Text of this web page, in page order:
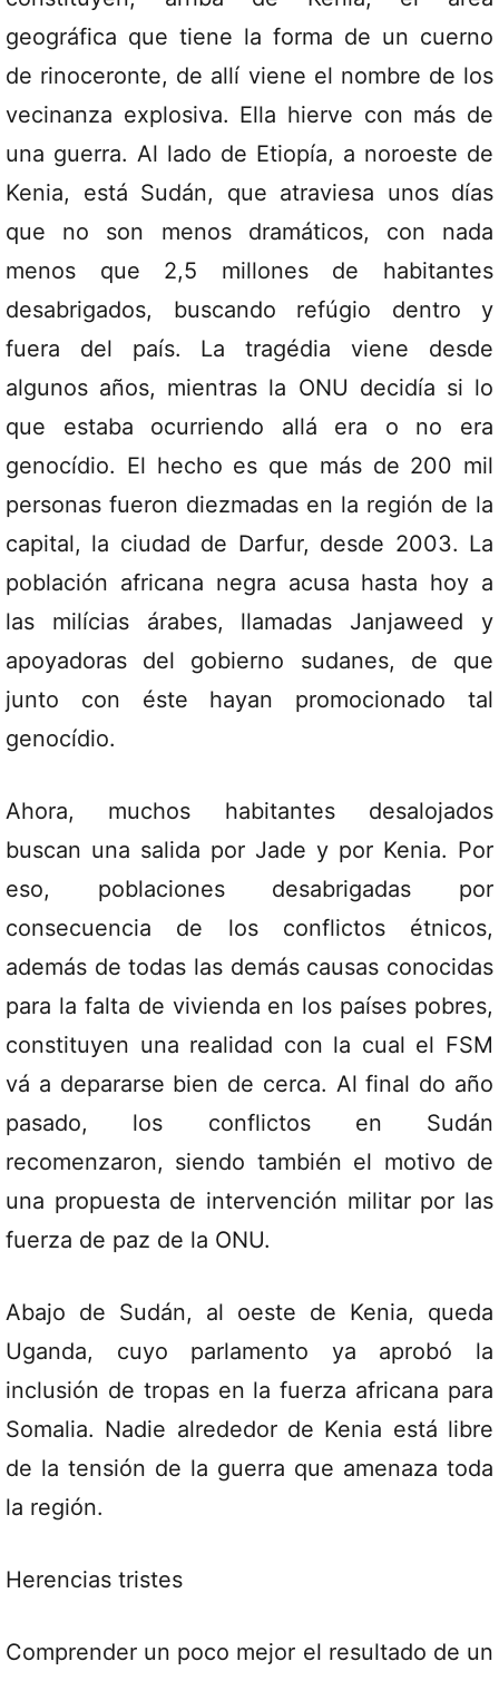
geográfica que tiene la forma de un cuerno
de rinoceronte, de allí viene el nombre de los
vecinanza explosiva. Ella hierve con más de
una guerra. Al lado de Etiopía, a noroeste de
Kenia, está Sudán, que atraviesa unos días
que no son menos dramáticos, con nada
menos que 2,5 millones de habitantes
desabrigados, buscando refúgio dentro y
fuera del país. La tragédia viene desde
algunos años, mientras la ONU decidía si lo
que estaba ocurriendo allá era o no era
genocídio. El hecho es que más de 200 mil
personas fueron diezmadas en la región de la
capital, la ciudad de Darfur, desde 2003. La
población africana negra acusa hasta hoy a
las milícias árabes, llamadas Janjaweed y
apoyadoras del gobierno sudanes, de que
junto con éste hayan promocionado tal
genocídio.
Ahora, muchos habitantes desalojados
buscan una salida por Jade y por Kenia. Por
eso, poblaciones desabrigadas por
consecuencia de los conflictos étnicos,
además de todas las demás causas conocidas
para la falta de vivienda en los países pobres,
constituyen una realidad con la cual el FSM
vá a depararse bien de cerca. Al final do año
pasado, los conflictos en Sudán
recomenzaron, siendo también el motivo de
una propuesta de intervención militar por las
fuerza de paz de la ONU.
Abajo de Sudán, al oeste de Kenia, queda
Uganda, cuyo parlamento ya aprobó la
inclusión de tropas en la fuerza africana para
Somalia. Nadie alrededor de Kenia está libre
de la tensión de la guerra que amenaza toda
la región.
Herencias tristes
Comprender un poco mejor el resultado de un